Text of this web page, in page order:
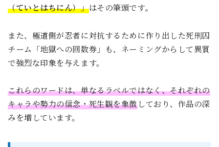
（ていとはちにん）」はその筆頭です。
また、極道側が忍者に対抗するために作り出した死刑囚
チーム「地獄への回数券」も、ネーミングからして異質
で強烈な印象を与えます。
これらのワードは、単なるラベルではなく、それぞれの
キャラや勢力の信念・死生観を象徴しており、作品の深
みを増しています。